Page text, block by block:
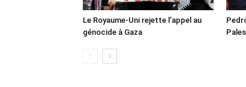
Le Royaume-Uni rejette l’appel au
génocide à Gaza